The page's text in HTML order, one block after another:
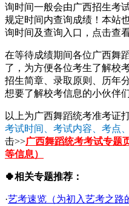
询时间一般会由广西招生考
规定时间内查询成绩！本站
询时间及查询入口，点击查
在等待成绩期间各位广西舞
了，为方便各位考生了解校
招生简章、录取原则、历年
想要了解校考信息的小伙伴
以上为广西舞蹈统考准考证
考试时间、考试内容、考点
击>>广西舞蹈统考考试专题
等信息）
🍀相关专题推荐：
·艺考速览（为初入艺考之路